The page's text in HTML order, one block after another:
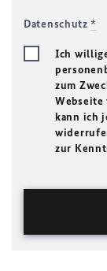
Datenschutz*
Ich
zum
kann ich
zur